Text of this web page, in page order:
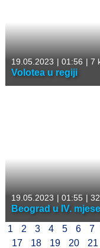
19.05.2023 | 01:56 | 7
Volotea u regiji
19.05.2023 | 01:55 |
Beograd u IV.
1
2 3 4 5 6 7
17
18 19 20 21